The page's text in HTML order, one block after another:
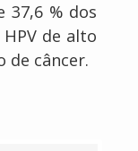
37,6 % dos
de alto
de câncer.